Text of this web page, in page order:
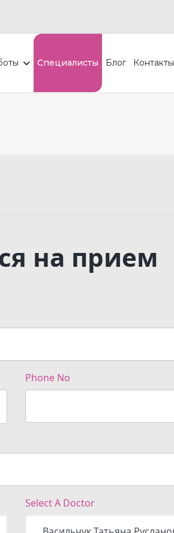
Специалисты Блог Контакты
на прием
Phone No
Select A Doctor